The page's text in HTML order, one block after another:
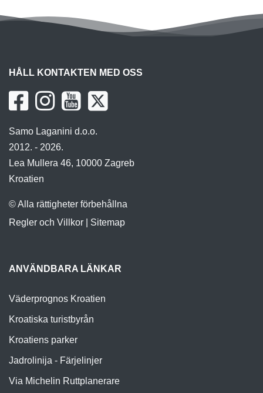
HÅLL KONTAKTEN MED OSS
Samo Laganini d.o.o.
2012. - 2026.
Lea Mullera 46, 10000 Zagreb
Kroatien
© Alla rättigheter förbehållna
Regler och Villkor
Sitemap
ANVÄNDBARA LÄNKAR
Väderprognos Kroatien
Kroatiska turistbyrån
Kroatiens parker
Jadrolinija - Färjelinjer
Via Michelin Ruttplanerare